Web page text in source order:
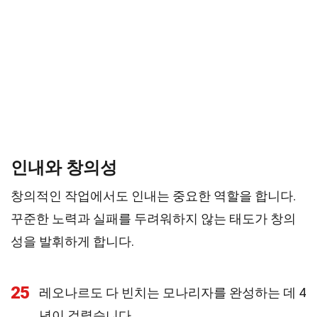
인내와 창의성
창의적인 작업에서도 인내는 중요한 역할을 합니다.
꾸준한 노력과 실패를 두려워하지 않는 태도가 창의
성을 발휘하게 합니다.
25
레오나르도 다 빈치는 모나리자를 완성하는 데 4